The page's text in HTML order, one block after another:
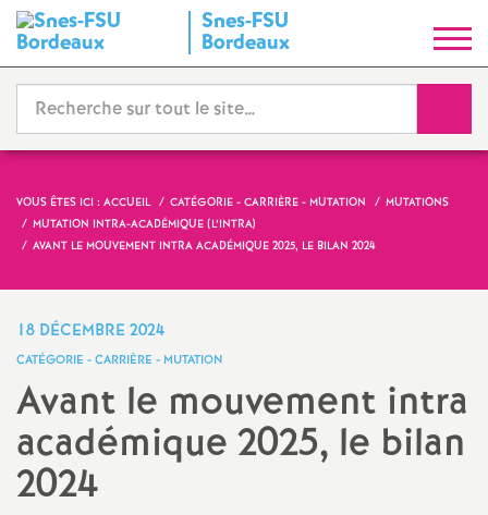
Snes-FSU
Bordeaux
y
n
d
i
t
VOUS ÊTES ICI : ACCUEIL CATÉGORIE - CARRIÈRE - MUTATION
MUTATIONS
MUTATION INTRA-ACADÉMIQUE (L’INTRA)
AVANT LE MOUVEMENT INTRA ACADÉMIQUE 2025, LE BILAN 2024
18 DÉCEMBRE 2024
CATÉGORIE - CARRIÈRE - MUTATION
Avant le mouvement intra
académique 2025, le bilan
2024